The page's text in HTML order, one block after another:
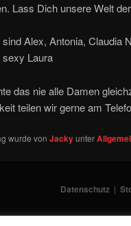
Lass Dich unsere Welt
Alex, Antonia, Claudia
sexy Laura
das nie alle Damen
teilen wir gerne am
wurde vonJackyunter
Datenschutz